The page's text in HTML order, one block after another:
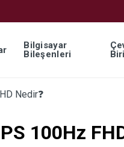
Bilgisayar
Bileşenleri
Nedir❓
100Hz